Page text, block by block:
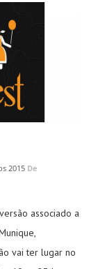
2015 De
associado a
vai ter lugar no